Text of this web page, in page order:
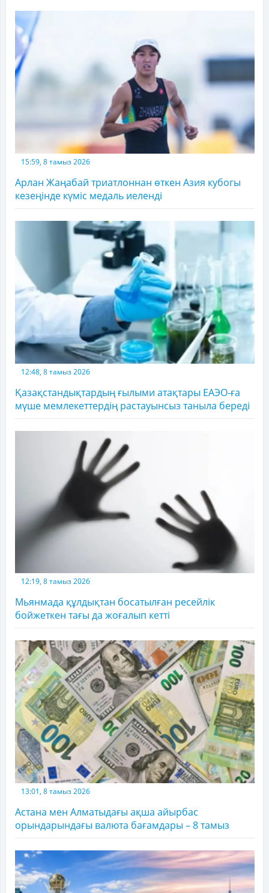
15:59, 8 тамыз 2026
Арлан Жаңабай триатлоннан өткен Азия кубогы
кезеңінде күміс медаль иеленді
12:48, 8 тамыз 2026
Қазақстандықтардың ғылыми атақтары ЕАЭО-ға
мүше мемлекеттердің растауынсыз таныла береді
12:19, 8 тамыз 2026
Мьянмада құлдықтан босатылған ресейлік
бойжеткен тағы да жоғалып кетті
13:01, 8 тамыз 2026
Астана мен Алматыдағы ақша айырбас
орындарындағы валюта бағамдары – 8 тамыз